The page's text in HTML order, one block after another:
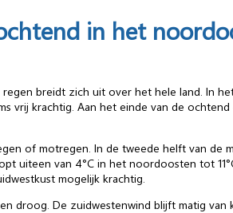
in het
breidt zich uit over het hele land. In
vrij krachtig. Aan het einde van de
of motregen. In de tweede helft van de
uiteen van 4°C in het noordoosten tot
mogelijk krachtig.
droog. De zuidwestenwind blijft matig van